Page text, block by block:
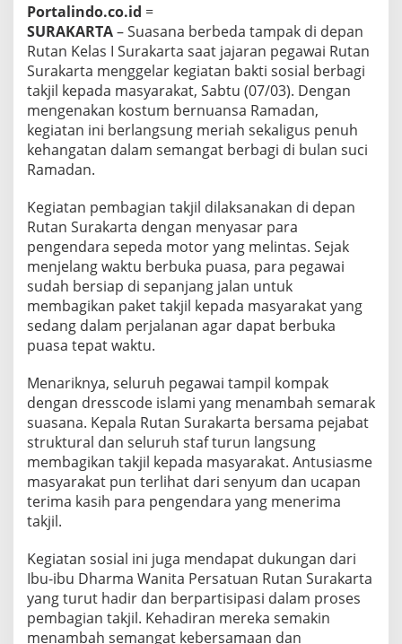
R
u
t
a
n
S
u
r
k
t
a
a
g
i
k
a
n
T
k
j
d
e
n
g
a
l
u
a
Portalindo.co.id =
SURAKARTA– Suasana berbeda tampak di depan
Rutan Kelas I Surakarta saat jajaran pegawai Rutan
Surakarta menggelar kegiatan bakti sosial berbagi
takjil kepada masyarakat, Sabtu (07/03). Dengan
mengenakan kostum bernuansa Ramadan,
kegiatan ini berlangsung meriah sekaligus penuh
kehangatan dalam semangat berbagi di bulan suci
Ramadan.
Kegiatan pembagian takjil dilaksanakan di depan
Rutan Surakarta dengan menyasar para
pengendara sepeda motor yang melintas. Sejak
menjelang waktu berbuka puasa, para pegawai
sudah bersiap di sepanjang jalan untuk
membagikan paket takjil kepada masyarakat yang
sedang dalam perjalanan agar dapat berbuka
puasa tepat waktu.
Menariknya, seluruh pegawai tampil kompak
dengan dresscode islami yang menambah semarak
suasana. Kepala Rutan Surakarta bersama pejabat
struktural dan seluruh staf turun langsung
membagikan takjil kepada masyarakat. Antusiasme
masyarakat pun terlihat dari senyum dan ucapan
terima kasih para pengendara yang menerima
takjil.
Kegiatan sosial ini juga mendapat dukungan dari
Ibu-ibu Dharma Wanita Persatuan Rutan Surakarta
yang turut hadir dan berpartisipasi dalam proses
pembagian takjil. Kehadiran mereka semakin
menambah semangat kebersamaan dan